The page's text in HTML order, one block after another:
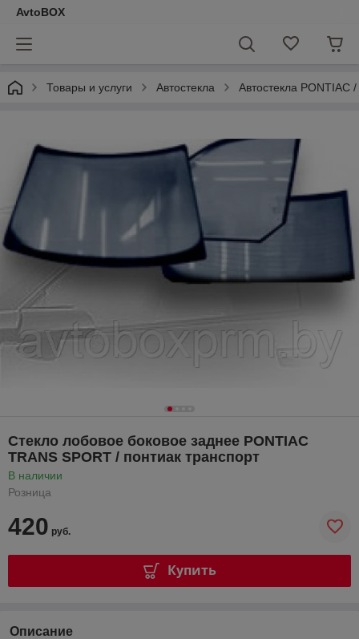
AvtoBOX
Товары и услуги Автостекла Автостекла
Стекло лобовое боковое заднее PONTIAC
TRANS SPORT / понтиак транспорт
В наличии
Розница
420 руб.
Купить
Описание